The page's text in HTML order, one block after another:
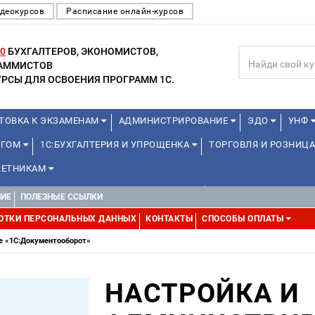
Расписание онлайн-курсов
БУХГАЛТЕРОВ, ЭКОНОМИСТОВ,
ДЛЯ ОСВОЕНИЯ ПРОГРАММ 1С.
К ЭКЗАМЕНАМ АДМИНИСТРИРОВАНИЕ ЭДО УНФ
1С:БУХГАЛТЕРИЯ И УПРОЩЕНКА ТОРГОВЛЯ И РОЗНИЦА
ПРЕПОДАВАТЕЛЕЙ ШКОЛЬНЫХ КУРСОВ
(ОТ 8 ДО 17 ЛЕТ) МИНИ-КУРСЫ
ПОЛЕЗНЫЕ ССЫЛКИ
ПЕРСОНАЛЬНЫХ ДАННЫХ КОНТАКТЫ СПОСОБЫ ОПЛАТЫ
«1С:Документооборот»
НАСТРОЙКА И